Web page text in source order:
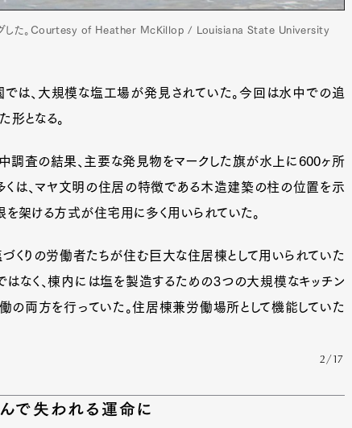
Art&Design Watch
Fashion
Lifestyle
Pen Membership Magazine Official Columnist
グした。Courtesy of Heather McKillop / Louisiana State University
では、大規模な塩工場が発見されていた。今回は水中での追
となる。
中調査の結果、主要な発見物をマークした旗が水上に600ヶ所
くは、マヤ文明の住居の特徴である木造建築の柱の位置を示
架ける方式が住宅用に多く用いられていた。
くりの労働者たちが住む巨大な住居棟として用いられていた
はなく、棟内には塩を製造するための3つの大規模なキッチン
の両方を行っていた。住居棟兼労働場所として機能していた
2/17
で失われる運命に